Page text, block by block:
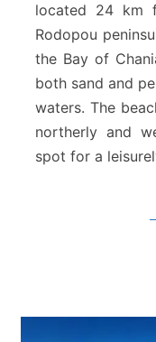
located 24 km
Rodopou
the Bay of
both sand and
waters. The
northerly and
spot for a